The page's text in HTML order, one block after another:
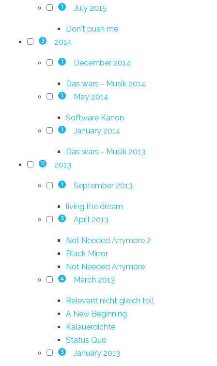
1 July 2015
Don't push me
3 2014
1 December 2014
Das wars - Musik 2014
1 May 2014
Software Kanon
1 January 2014
Das wars - Musik 2013
11 2013
1 September 2013
living the dream
3 April 2013
Not Needed Anymore 2
Black Mirror
Not Needed Anymore
4 March 2013
Relevant nicht gleich toll
A New Beginning
Kalauerdichte
Status Quo
3 January 2013